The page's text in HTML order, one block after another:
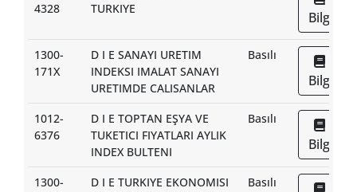
4328
TURKIYE
Bilgi
1300-
171X
D I E SANAYI URETIM
INDEKSI IMALAT SANAYI
URETIMDE CALISANLAR
Basılı
Bilgi
1012-
6376
D I E TOPTAN EŞYA VE
TUKETICI FIYATLARI AYLIK
INDEX BULTENI
Basılı
Bilgi
1300-
D I E TURKIYE EKONOMISI
Basılı